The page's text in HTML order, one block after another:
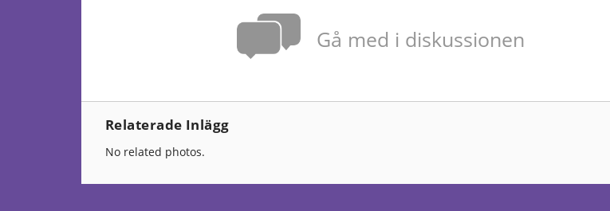
Gå med i diskussionen
Relaterade Inlägg
No related photos.